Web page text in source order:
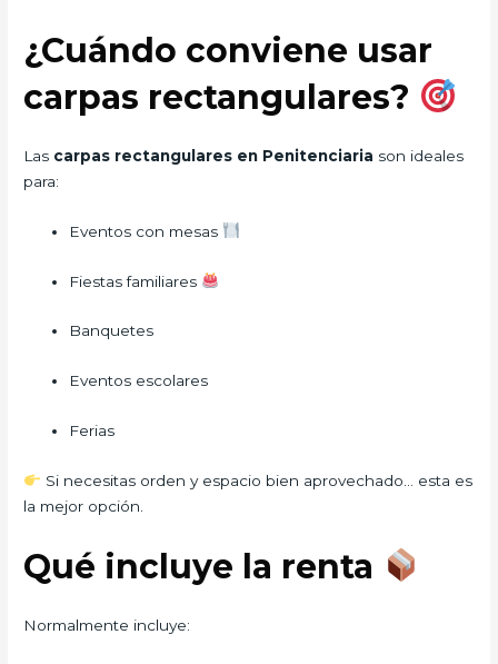
¿Cuándo conviene usar
carpas rectangulares?
Las carpas rectangulares en Penitenciaria son ideales
para:
Eventos con mesas
Fiestas familiares
Banquetes
Eventos escolares
Ferias
Si necesitas orden y espacio bien aprovechado… esta es
la mejor opción.
Qué incluye la renta
Normalmente incluye: